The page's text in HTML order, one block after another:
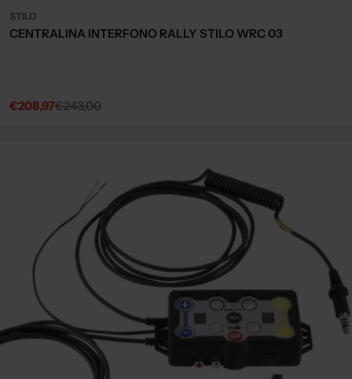
STILO
CENTRALINA INTERFONO RALLY STILO WRC 03
Sale
€208,97
Regular€243,00